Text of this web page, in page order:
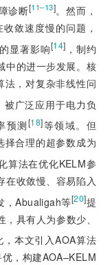
诊断[11–13]。然而，
敛速度慢的问题，
显著影响[14] ，制约
中的进一步发展。核
法，对复杂非线性问
被广泛应用于电力负
预测[18]等领域。但
择合理的超参数成为
算法在优化KELM参
在收敛慢、容易陷入
，Abualigah等[20]提
具有人为参数少、
，本文引入AOA算法
，构建AOA–KELM